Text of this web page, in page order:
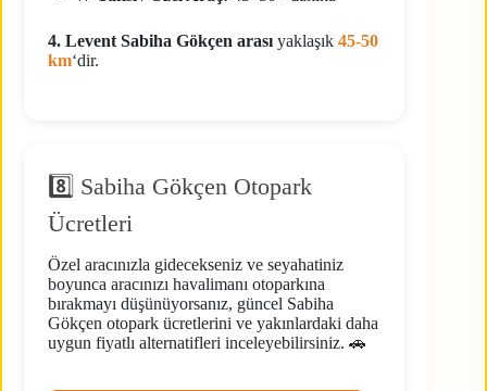
4. Levent Sabiha Gökçen arası yaklaşık 45-50
km‘dir.
8️⃣ Sabiha Gökçen Otopark
Ücretleri
Özel aracınızla gidecekseniz ve seyahatiniz
boyunca aracınızı havalimanı otoparkına
bırakmayı düşünüyorsanız, güncel Sabiha
Gökçen otopark ücretlerini ve yakınlardaki daha
uygun fiyatlı alternatifleri inceleyebilirsiniz. 🚗